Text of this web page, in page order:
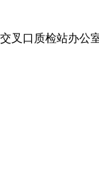
口质检站办公